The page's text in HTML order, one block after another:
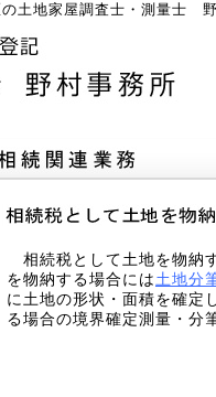
土地家屋調査士・測量士
相続税として土地を物納
を物納する場合には土地分
に土地の形状・面積を確定
る場合の境界確定測量・分